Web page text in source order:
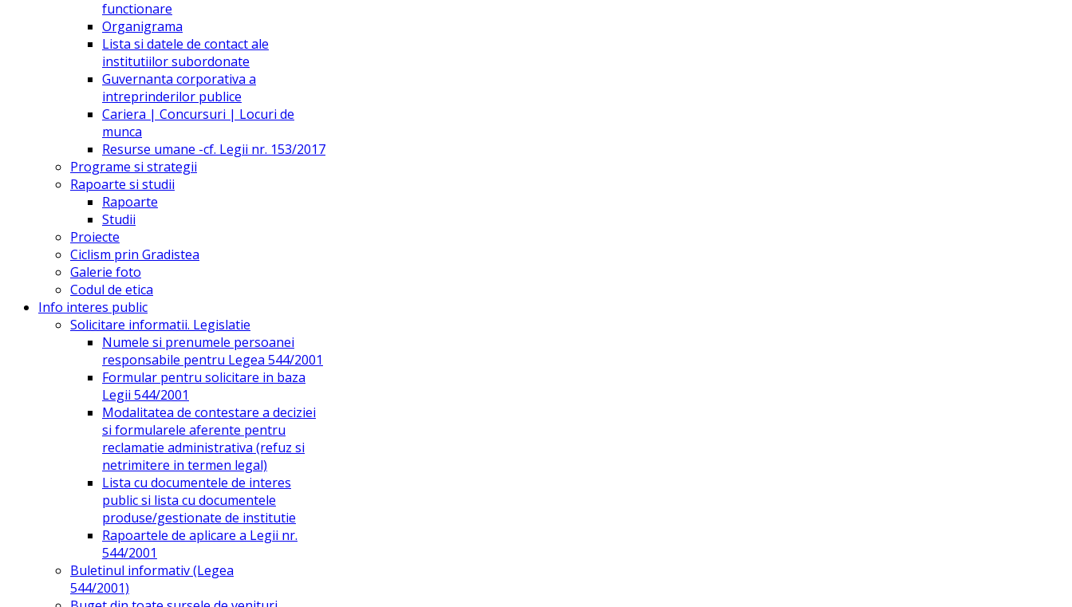
functionare
Organigrama
Lista si datele de contact ale
institutiilor subordonate
Guvernanta corporativa a
intreprinderilor publice
Cariera | Concursuri | Locuri de
munca
Resurse umane -cf. Legii nr. 153/2017
Programe si strategii
Rapoarte si studii
Rapoarte
Studii
Proiecte
Ciclism prin Gradistea
Galerie foto
Codul de etica
Info interes public
Solicitare informatii. Legislatie
Numele si prenumele persoanei
responsabile pentru Legea 544/2001
Formular pentru solicitare in baza
Legii 544/2001
Modalitatea de contestare a deciziei
si formularele aferente pentru
reclamatie administrativa (refuz si
netrimitere in termen legal)
Lista cu documentele de interes
public si lista cu documentele
produse/gestionate de institutie
Rapoartele de aplicare a Legii nr.
544/2001
Buletinul informativ (Legea
544/2001)